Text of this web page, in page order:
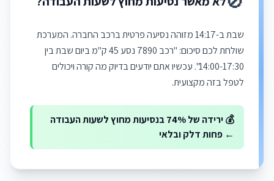
שבת ב-14:17 מזוהה נסיעה פרטית ברכב החברה. המערכת
שולחת לכם סיכום: "רכב 7890 נסע 45 ק"מ ביום שבת בין
14:00-17:30". עכשיו אתם יודעים בדיוק מה קורה ויכולים
לטפל בזה מקצועית.
💰 ירידה של 74% בנסיעות מחוץ לשעות העבודה
← פחות דלק ובלאי